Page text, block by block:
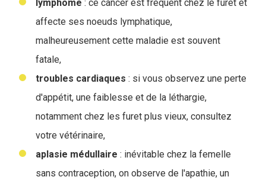
lymphome : ce cancer est fréquent chez le furet et
affecte ses noeuds lymphatique,
malheureusement cette maladie est souvent
fatale,
troubles cardiaques : si vous observez une perte
d'appétit, une faiblesse et de la léthargie,
notamment chez les furet plus vieux, consultez
votre vétérinaire,
aplasie médullaire : inévitable chez la femelle
sans contraception, on observe de l'apathie, un